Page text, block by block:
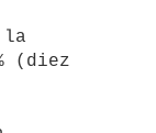
(diez